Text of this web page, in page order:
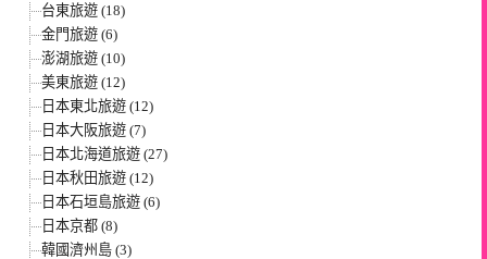
台東旅遊 (18)
金門旅遊 (6)
澎湖旅遊 (10)
美東旅遊 (12)
日本東北旅遊 (12)
日本大阪旅遊 (7)
日本北海道旅遊 (27)
日本秋田旅遊 (12)
日本石垣島旅遊 (6)
日本京都 (8)
韓國濟州島 (3)